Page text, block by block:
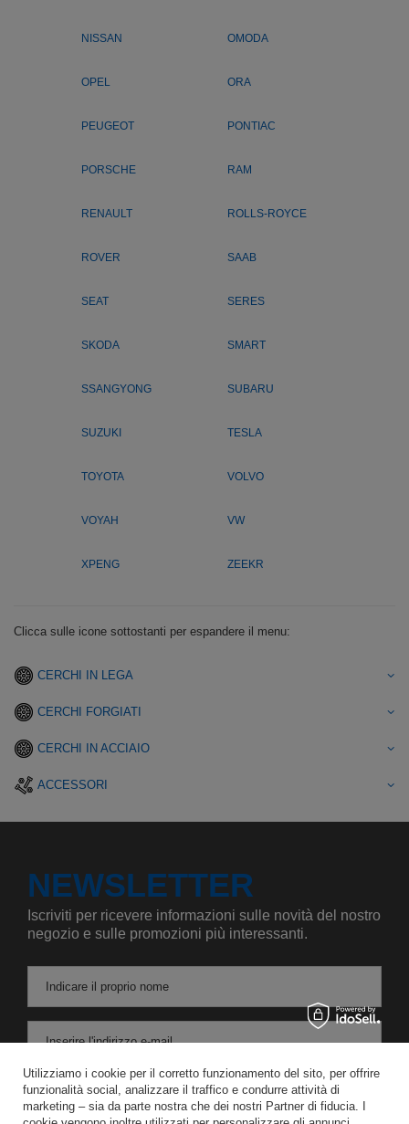
NISSAN OMODA
OPEL ORA
PEUGEOT PONTIAC
PORSCHE RAM
RENAULT ROLLS-ROYCE
ROVER SAAB
SEAT SERES
SKODA SMART
SSANGYONG SUBARU
SUZUKI TESLA
TOYOTA VOLVO
VOYAH VW
XPENG ZEEKR
Clicca sulle icone sottostanti per espandere il menu:
CERCHI IN LEGA
CERCHI FORGIATI
CERCHI IN ACCIAIO
ACCESSORI
NEWSLETTER
Iscriviti per ricevere informazioni sulle novità del nostro
negozio e sulle promozioni più interessanti.
Indicare il proprio nome
Inserire l'indirizzo e-mail
Acconsento al trattamento dei miei dati personali per le finalità e l'ambito di applicazione del servizio di Newsletter nel
Utilizziamo i cookie per il corretto funzionamento del sito, per offrire
funzionalità social, analizzare il traffico e condurre attività di
marketing – sia da parte nostra che dei nostri Partner di fiducia. I